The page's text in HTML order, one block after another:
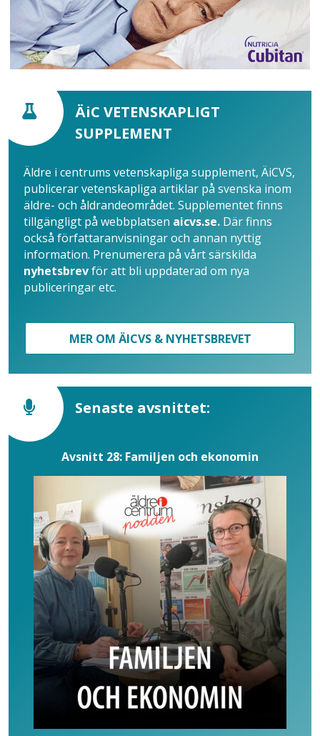
ÄiC VETENSKAPLIGT
SUPPLEMENT
Äldre i centrums vetenskapliga supplement, ÄiCVS,
publicerar vetenskapliga artiklar på svenska inom
äldre- och åldrandeområdet. Supplementet finns
tillgängligt på webbplatsen aicvs.se. Där finns
också författaranvisningar och annan nyttig
information. Prenumerera på vårt särskilda
nyhetsbrevför att bli uppdaterad om nya
publiceringar etc.
MER OM ÄICVS & NYHETSBREVET
Senaste avsnittet:
Avsnitt 28: Familjen och ekonomin